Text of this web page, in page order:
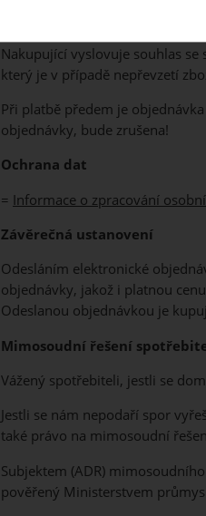
Nakupující vyslovuje souhlas
který je v případě nepřevzetí
Při platbě předem je
objednávky, bude zrušena!
Ochrana dat
= Informace o zpracování
Závěrečná ustanovení
Odesláním elektronické
objednávky, jakož i platnou
Odeslanou objednávkou je
Mimosoudní řešení
Vážený spotřebiteli, jestli se
Jestli se nám nepodaří spor
také právo na mimosoudní
Subjektem (ADR)
pověřený Ministerstvem